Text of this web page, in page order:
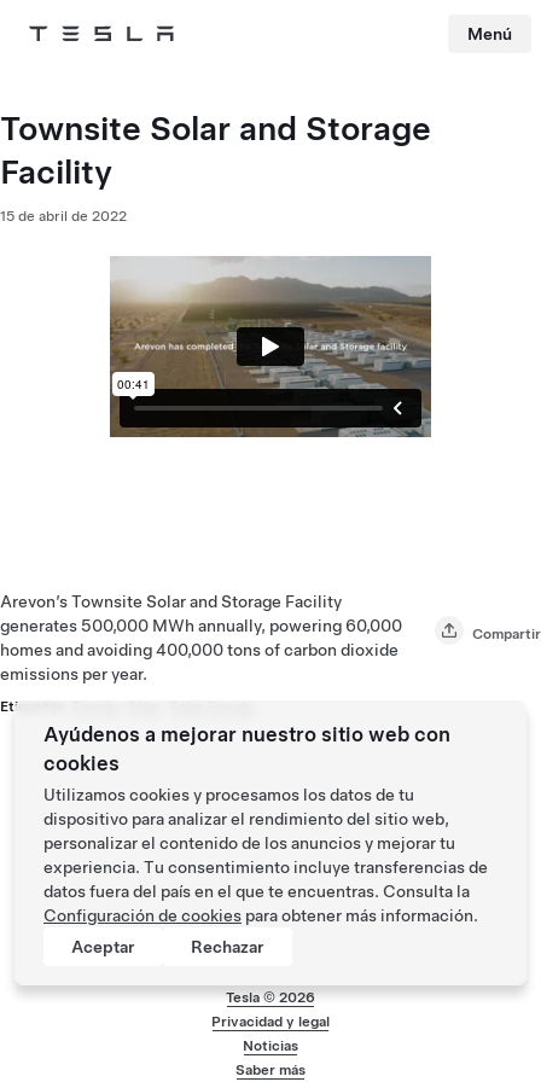
Tesla Menú
Townsite Solar and Storage
Facility
15 de abril de 2022
Arevon’s Townsite Solar and Storage Facility
generates 500,000 MWh annually, powering 60,000
homes and avoiding 400,000 tons of carbon dioxide
emissions per year.
Compartir
Etiquetas:
Menú de pie de
Tesla ©2026
Privacidad y legal
Noticias
Saber más
Ayúdenos a mejorar nuestro sitio web con
cookies
Utilizamos cookies y procesamos los datos de tu
dispositivo para analizar el rendimiento del sitio web,
personalizar el contenido de los anuncios y mejorar tu
experiencia. Tu consentimiento incluye transferencias de
datos fuera del país en el que te encuentras. Consulta la
Configuración de cookies para obtener más información.
Aceptar
Rechazar